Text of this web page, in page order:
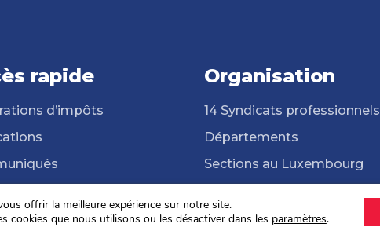
rapide
d’impôts
Organisation
14 Syndicats professionnels
Départements
Sections au Luxembourg
ONG Solidarité Syndicale
offrir la meilleure expérience sur notre site.
cookies que nous utilisons ou les désactiver dans les paramètres.